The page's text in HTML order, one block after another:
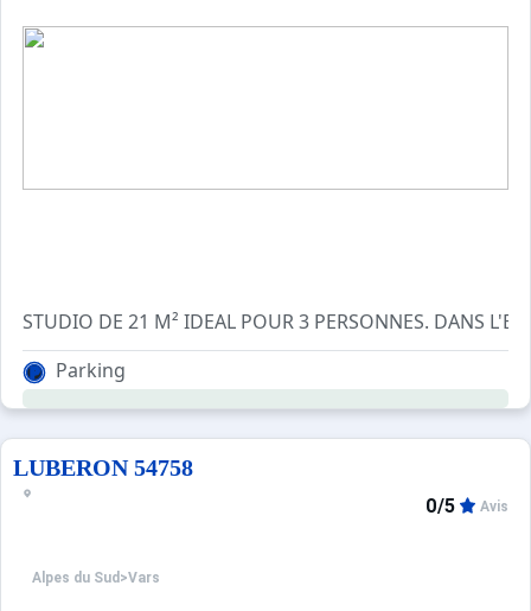
Parking
LUBERON 54758
Alpes du Sud >Vars
0/5 Avis